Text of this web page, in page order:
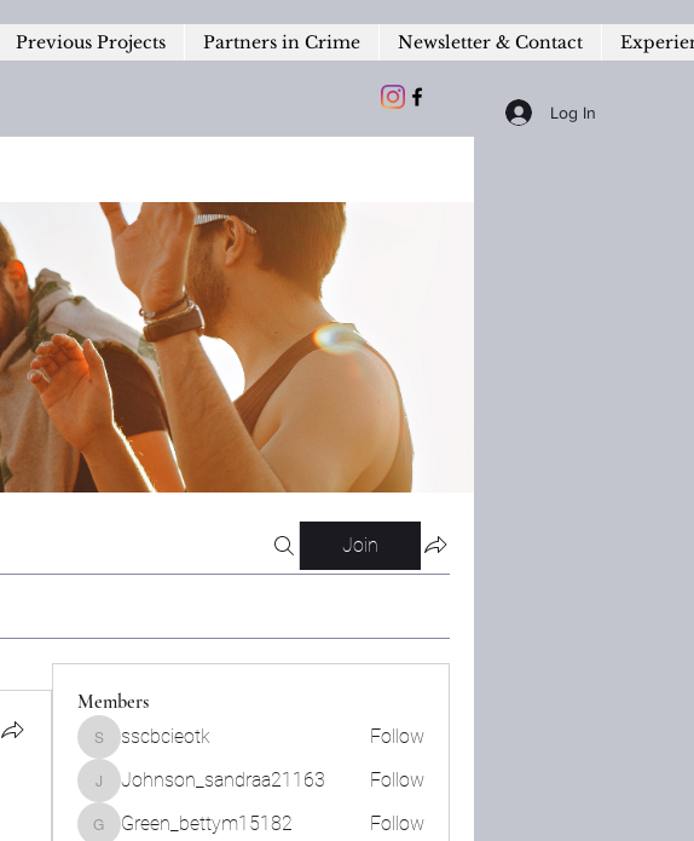
Previous Projects Partners in Crime Newsletter & Contact
Log In
Join
Members
sscbcieotk
sscbcieotk Follow
Johnson_sandraa21163
Johnson_sandraa21163 Follow
Green_bettym15182
Green_bettym15182 Follow